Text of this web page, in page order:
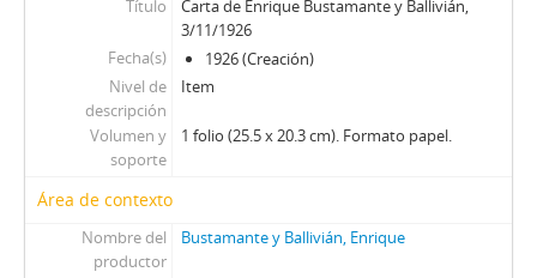
Título
Carta de Enrique Bustamante y Ballivián,
3/11/1926
Fecha(s)
1926 (Creación)
Nivel de
descripción
Item
Volumen y
soporte
1 folio (25.5 x 20.3 cm). Formato papel.
Área de contexto
Nombre del
productor
Bustamante y Ballivián, Enrique